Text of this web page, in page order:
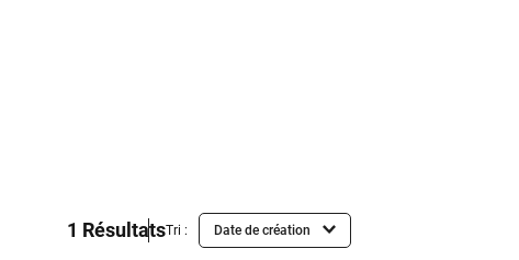
1 RésultatsTri :